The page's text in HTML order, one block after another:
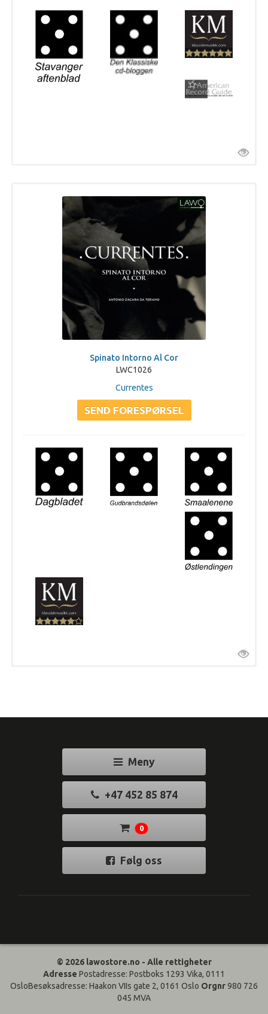
Spinato Intorno Al Cor
LWC1026
Currentes
Meny
+47 452 85 874
0
Følg oss
© 2026 lawostore.no - Alle rettigheter
Adresse Postadresse: Postboks 1293 Vika, 0111
OsloBesøksadresse: Haakon VIIs gate 2, 0161 Oslo Orgnr980 726
045 MVA